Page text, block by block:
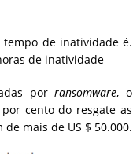
tempo de inatividade é.
de inatividade
porransomware, o
cento do resgate as
mais de US $ 50.000.